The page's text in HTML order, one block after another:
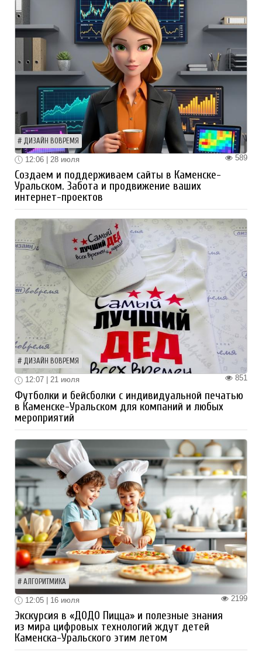
ДИЗАЙН ВОВРЕМЯ
589
12:06 | 28 июля
Создаем и поддерживаем сайты в Каменске-
Уральском. Забота и продвижение ваших
интернет-проектов
ДИЗАЙН ВОВРЕМЯ
851
12:07 | 21 июля
Футболки и бейсболки с индивидуальной печатью
в Каменске-Уральском для компаний и любых
мероприятий
АЛГОРИТМИКА
2199
12:05 | 16 июля
Экскурсия в «ДОДО Пицца» и полезные знания
из мира цифровых технологий ждут детей
Каменска-Уральского этим летом